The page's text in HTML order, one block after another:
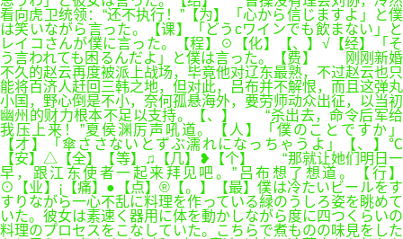
看向虎卫统领：“还不执行！”【为】「心から信じますよ」と僕
は笑いながら言った。【课】「どうcワインでも飲まない」と
レイコさんが僕に言った。【程】☉【化】【、】√【经】「そ
う言われても困るんだよ」と僕は言った。【费】 刚刚新婚
不久的赵云再度被派上战场，毕竟他对辽东最熟，不过赵云也只
能将百济人赶回三韩之地，但对此，吕布并不解恨，而且这弹丸
小国，野心倒是不小，奈何孤悬海外，要劳师动众出征，以当初
幽州的财力根本不足以支持。【、】 “杀出去，命令后军给
我压上来！”夏侯渊厉声吼道。【人】「僕のことですか」
【才】「傘ささないとずぶ濡れになっちゃうよ」【、】℃
【安】△【全】【等】♫【几】❥【个】 “那就让她们明日一
早，跟江东使者一起来拜见吧。”吕布想了想道。【行】
⊙【业】¡【痛】●【点】®【。】【最】僕は冷たいビールをす
すりながら一心不乱に料理を作っている緑のうしろ姿を眺めて
いた。彼女は素速く器用に体を動かしながら度に四つくらいの
料理のプロセスをこなしていた。こちらで煮ものの味見をした